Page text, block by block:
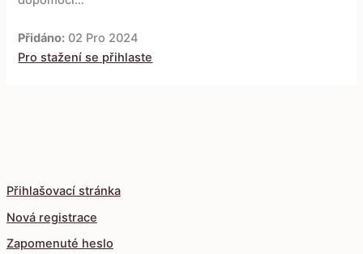
Přihlašovací stránka
Nová registrace
Zapomenuté heslo
Přidáno: 02 Pro 2024
Pro stažení se přihlaste